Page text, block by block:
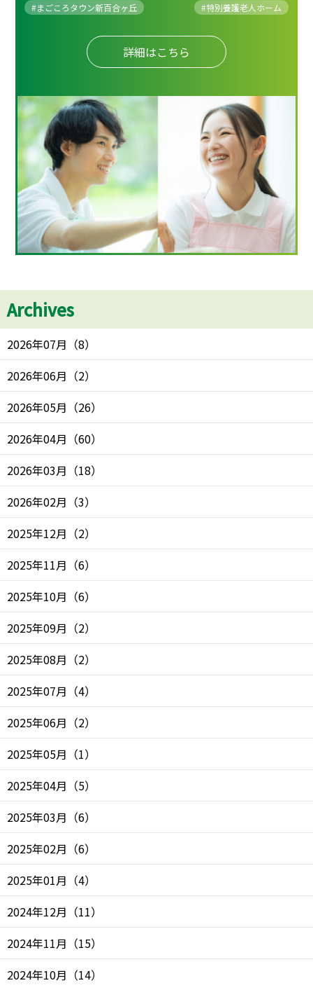
#まごころタウン新百合ヶ丘 #特別養護老人ホーム
詳細はこちら
Archives
2026年07月 （8）
2026年06月 （2）
2026年05月 （26）
2026年04月 （60）
2026年03月 （18）
2026年02月 （3）
2025年12月 （2）
2025年11月 （6）
2025年10月 （6）
2025年09月 （2）
2025年08月 （2）
2025年07月 （4）
2025年06月 （2）
2025年05月 （1）
2025年04月 （5）
2025年03月 （6）
2025年02月 （6）
2025年01月 （4）
2024年12月 （11）
2024年11月 （15）
2024年10月 （14）